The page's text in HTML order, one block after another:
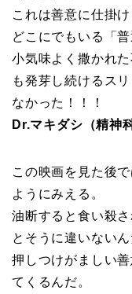
これは善意に仕掛
どこにでもいる「
小気味よく撒かれ
も発芽し続けるス
なかった！！！
Dr.マキダシ（精神
この映画を見た後
ようにみえる。
油断すると食い殺
とそうに違いないん
押しつけがましい
てくるんだ。